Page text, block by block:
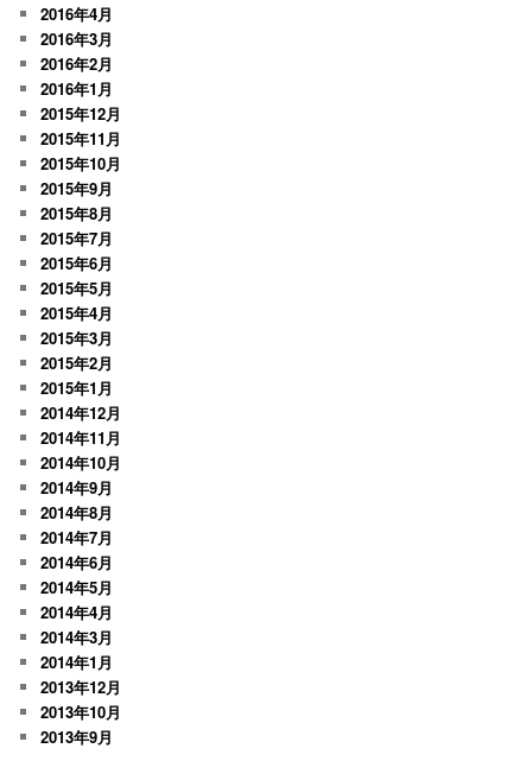
2016年4月
2016年3月
2016年2月
2016年1月
2015年12月
2015年11月
2015年10月
2015年9月
2015年8月
2015年7月
2015年6月
2015年5月
2015年4月
2015年3月
2015年2月
2015年1月
2014年12月
2014年11月
2014年10月
2014年9月
2014年8月
2014年7月
2014年6月
2014年5月
2014年4月
2014年3月
2014年1月
2013年12月
2013年10月
2013年9月